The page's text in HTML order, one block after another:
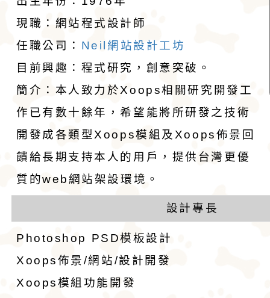
犬的狩獵與防範本
似梗類犬的氣質。
娃娃成為家喻戶曉的
吉娃娃有堅韌的意
警惕，動作迅速，以
格和嬌小的體型廣
愛。吉娃娃犬犬不僅
小型玩具犬，同時也
犬的狩獵與防範本能
似梗類犬的氣質。
1890年，墨西哥總
娃娃藏在花束裡，
后阿德麗娜‧芭蒂（
Patti），後者對外
娃娃成為家喻戶曉的
現職：網站程式設計師
任職公司： Neil網站設計工坊
目前興趣：程式研究，創意突破。
簡介：本人致力於Xoops相關研究開發工
作已有數十餘年，希望能將所研發之技術
開發成各類型Xoops模組及Xoops佈景回
饋給長期支持本人的用戶，提供台灣更優
質的web網站架設環境。
設計專長
Photoshop PSD模板設計
Xoops佈景/網站/設計開發
Xoops模組功能開發